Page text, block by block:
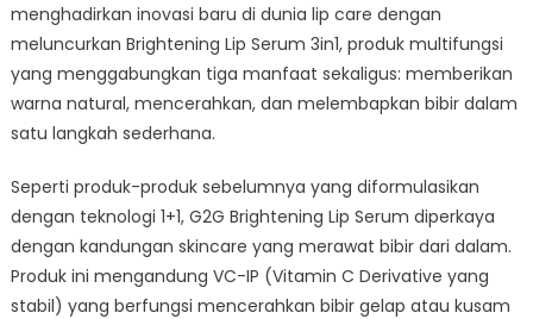
Terbaru:
Brightening
Lip
Serum
Formula
Skincare
dan
Eksklusif
menghadirkan inovasi baru di dunia lip care dengan
meluncurkan Brightening Lip Serum 3in1, produk multifungsi
yang menggabungkan tiga manfaat sekaligus: memberikan
warna natural, mencerahkan, dan melembapkan bibir dalam
satu langkah sederhana.
Seperti produk-produk sebelumnya yang diformulasikan
dengan teknologi 1+1, G2G Brightening Lip Serum diperkaya
dengan kandungan skincare yang merawat bibir dari dalam.
Produk ini mengandung VC-IP (Vitamin C Derivative yang
stabil) yang berfungsi mencerahkan bibir gelap atau kusam